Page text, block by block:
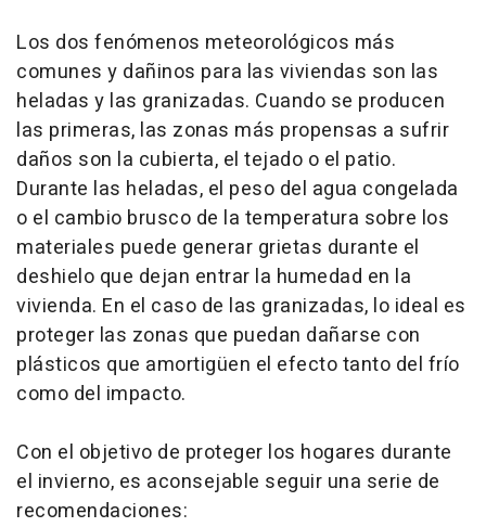
Los dos fenómenos meteorológicos más
comunes y dañinos para las viviendas son las
heladas y las granizadas. Cuando se producen
las primeras, las zonas más propensas a sufrir
daños son la cubierta, el tejado o el patio.
Durante las heladas, el peso del agua congelada
o el cambio brusco de la temperatura sobre los
materiales puede generar grietas durante el
deshielo que dejan entrar la humedad en la
vivienda. En el caso de las granizadas, lo ideal es
proteger las zonas que puedan dañarse con
plásticos que amortigüen el efecto tanto del frío
como del impacto.
Con el objetivo de proteger los hogares durante
el invierno, es aconsejable seguir una serie de
recomendaciones: